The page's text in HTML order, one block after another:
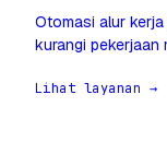
Otomasi alur
kurangi pekerjaan
Lihat layanan →